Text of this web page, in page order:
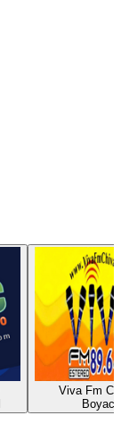
Viva Fm
Boyacá